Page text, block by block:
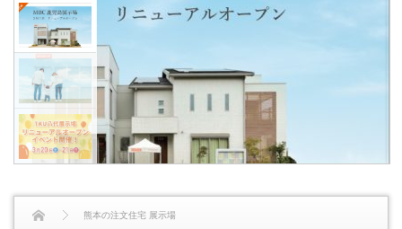
細とモデルハウスのポイントをご紹
す。桧家住宅MBC鹿児島展示場って
ス、鹿児島交通バス「KKB前[...]
熊本の注文住宅 展示場